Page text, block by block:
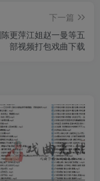
下一篇
更萍江姐赵一曼等五
部视频打包戏曲下载